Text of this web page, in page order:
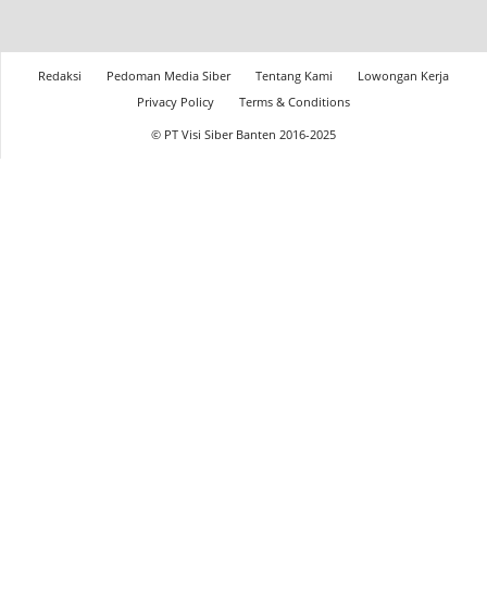
Redaksi Pedoman Media Siber Tentang Kami
Lowongan Kerja
Privacy Policy
Terms & Conditions
© PT Visi Siber Banten 2016-2025